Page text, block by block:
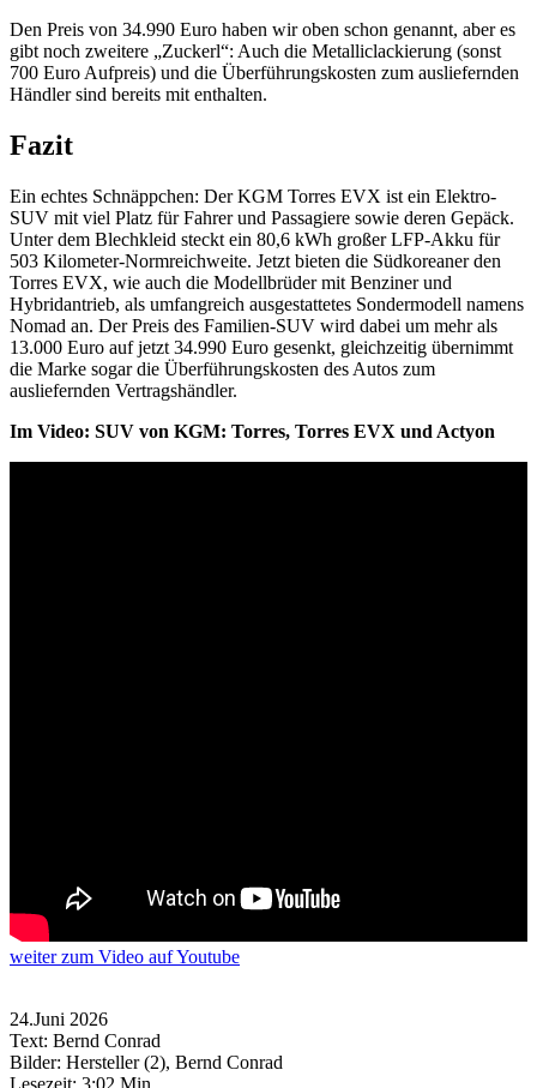
Den Preis von 34.990 Euro haben wir oben schon genannt, aber es
gibt noch zweitere „Zuckerl“: Auch die Metalliclackierung (sonst
700 Euro Aufpreis) und die Überführungskosten zum ausliefernden
Händler sind bereits mit enthalten.
Fazit
Ein echtes Schnäppchen: Der KGM Torres EVX ist ein Elektro-
SUV mit viel Platz für Fahrer und Passagiere sowie deren Gepäck.
Unter dem Blechkleid steckt ein 80,6 kWh großer LFP-Akku für
503 Kilometer-Normreichweite. Jetzt bieten die Südkoreaner den
Torres EVX, wie auch die Modellbrüder mit Benziner und
Hybridantrieb, als umfangreich ausgestattetes Sondermodell namens
Nomad an. Der Preis des Familien-SUV wird dabei um mehr als
13.000 Euro auf jetzt 34.990 Euro gesenkt, gleichzeitig übernimmt
die Marke sogar die Überführungskosten des Autos zum
ausliefernden Vertragshändler.
Im Video: SUV von KGM: Torres, Torres EVX und Actyon
weiterzum Video auf Youtube
24.Juni 2026
Text: Bernd Conrad
Bilder: Hersteller (2), Bernd Conrad
Lesezeit: 3:02 Min.